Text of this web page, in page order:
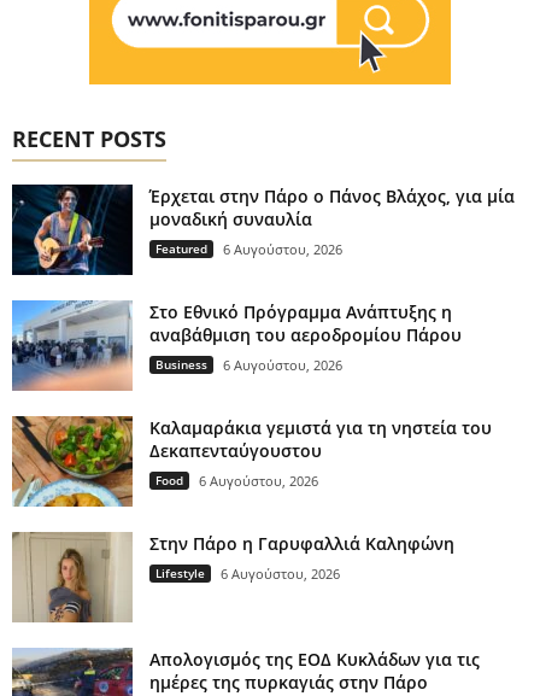
RECENT POSTS
Έρχεται στην Πάρο ο Πάνος Βλάχος, για μία
μοναδική συναυλία
Featured 6 Αυγούστου, 2026
Στο Εθνικό Πρόγραμμα Ανάπτυξης η
αναβάθμιση του αεροδρομίου Πάρου
Business 6 Αυγούστου, 2026
Καλαμαράκια γεμιστά για τη νηστεία του
Δεκαπενταύγουστου
Food 6 Αυγούστου, 2026
Στην Πάρο η Γαρυφαλλιά Καληφώνη
Lifestyle 6 Αυγούστου, 2026
Απολογισμός της ΕΟΔ Κυκλάδων για τις
ημέρες της πυρκαγιάς στην Πάρο